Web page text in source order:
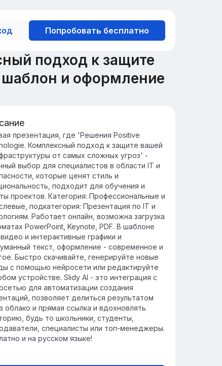
Попробовать бесплатно
подход к защите
и оформление
защита IT-
IT-инфраструктуры является
важной задачей для
безопасности данных и
бизнес-процессов.
защита может привести к
конфиденциальной информации,
потерям и репутационным
для организаций.
презентация, где 'Решения Positive
Комплексный подход к защите вашей
от самых сложных угроз' -
выбор для специалистов в области IT и
которые ценят стиль и
подходит для обучения и
проектов. Категория: Профессиональные и
подкатегория: Презентация по IT и
Работает онлайн, возможна загрузка
PowerPoint, Keynote, PDF. В шаблоне
и интерактивные графики и
текст, оформление - современное и
Быстро скачивайте, генерируйте новые
с помощью нейросети или редактируйте
устройстве. Slidy AI - это интеграция с
для автоматизации создания
позволяет делиться результатом
облако и прямая ссылка и вдохновлять
будь то школьники, студенты,
специалисты или топ-менеджеры.
и на русском языке!